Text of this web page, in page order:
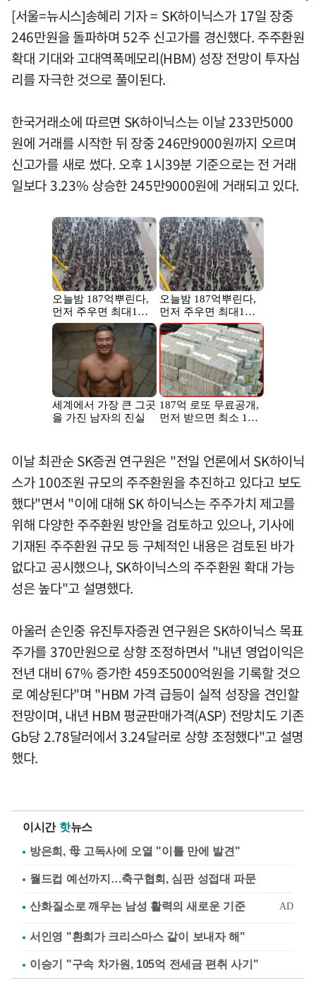
[서울=뉴시스]송혜리 기자 = SK하이닉스가 17일 장중
246만원을 돌파하며 52주 신고가를 경신했다. 주주환원
확대 기대와 고대역폭메모리(HBM) 성장 전망이 투자심
리를 자극한 것으로 풀이된다.
한국거래소에 따르면 SK하이닉스는 이날 233만5000
원에 거래를 시작한 뒤 장중 246만9000원까지 오르며
신고가를 새로 썼다. 오후 1시39분 기준으로는 전 거래
일보다 3.23% 상승한 245만9000원에 거래되고 있다.
이날 최관순 SK증권 연구원은 "전일 언론에서 SK하이닉
스가 100조원 규모의 주주환원을 추진하고 있다고 보도
했다"면서 "이에 대해 SK 하이닉스는 주주가치 제고를
위해 다양한 주주환원 방안을 검토하고 있으나, 기사에
기재된 주주환원 규모 등 구체적인 내용은 검토된 바가
없다고 공시했으나, SK하이닉스의 주주환원 확대 가능
성은 높다"고 설명했다.
아울러 손인중 유진투자증권 연구원은 SK하이닉스 목표
주가를 370만원으로 상향 조정하면서 "내년 영업이익은
전년 대비 67% 증가한 459조5000억원을 기록할 것으
로 예상된다"며 "HBM 가격 급등이 실적 성장을 견인할
전망이며, 내년 HBM 평균판매가격(ASP) 전망치도 기존
Gb당 2.78달러에서 3.24달러로 상향 조정했다"고 설명
했다.
이시간 핫뉴스
방은희, 母 고독사에 오열 "이틀 만에 발견"
월드컵 예선까지…축구협회, 심판 성접대 파문
서인영 "환희가 크리스마스 같이 보내자 해"
이승기 "구속 차가원, 105억 전세금 편취 사기"